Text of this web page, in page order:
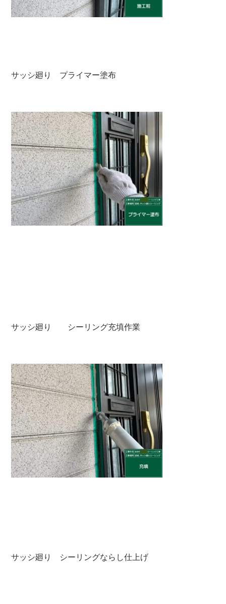
サッシ廻り プライマー塗布
サッシ廻り シーリング充填作業
サッシ廻り シーリングならし仕上げ